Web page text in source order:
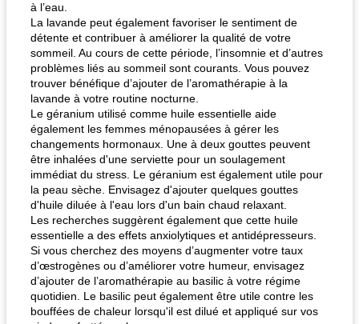
à l’eau.
La lavande peut également favoriser le sentiment de
détente et contribuer à améliorer la qualité de votre
sommeil. Au cours de cette période, l’insomnie et d’autres
problèmes liés au sommeil sont courants. Vous pouvez
trouver bénéfique d’ajouter de l’aromathérapie à la
lavande à votre routine nocturne.
Le géranium utilisé comme huile essentielle aide
également les femmes ménopausées à gérer les
changements hormonaux. Une à deux gouttes peuvent
être inhalées d'une serviette pour un soulagement
immédiat du stress. Le géranium est également utile pour
la peau sèche. Envisagez d'ajouter quelques gouttes
d'huile diluée à l'eau lors d'un bain chaud relaxant.
Les recherches suggèrent également que cette huile
essentielle a des effets anxiolytiques et antidépresseurs.
Si vous cherchez des moyens d’augmenter votre taux
d’œstrogènes ou d’améliorer votre humeur, envisagez
d’ajouter de l’aromathérapie au basilic à votre régime
quotidien. Le basilic peut également être utile contre les
bouffées de chaleur lorsqu'il est dilué et appliqué sur vos